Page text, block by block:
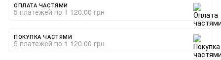
ОПЛАТА ЧАСТЯМИ
5 платежей по 1 120.00 грн
ПОКУПКА ЧАСТЯМИ
5 платежей по 1 120.00 грн